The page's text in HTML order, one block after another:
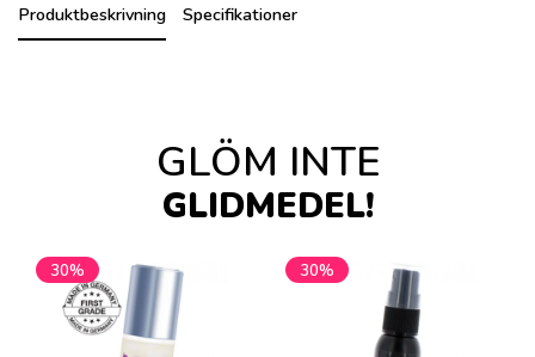
Produktbeskrivning Specifikationer
GLÖM INTE
GLIDMEDEL!
30% 30%